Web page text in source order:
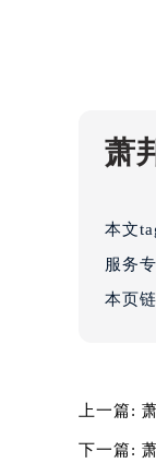
萧
本文
服务
本页链
上一篇:
下一篇: